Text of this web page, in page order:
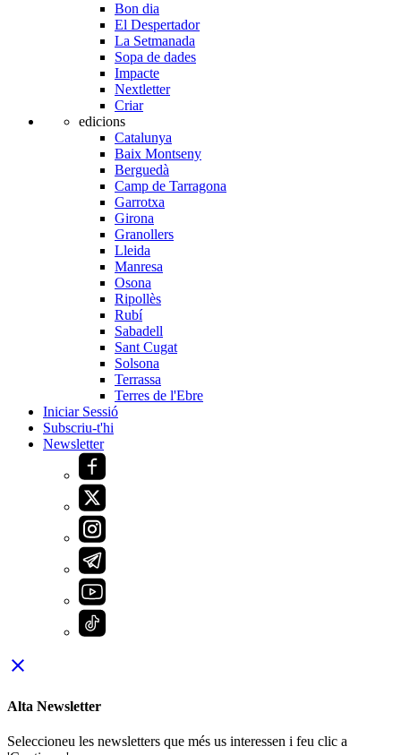
Bon dia
El Despertador
La Setmanada
Sopa de dades
Impacte
Nextletter
Criar
edicions
Catalunya
Baix Montseny
Berguedà
Camp de Tarragona
Garrotxa
Girona
Granollers
Lleida
Manresa
Osona
Ripollès
Rubí
Sabadell
Sant Cugat
Solsona
Terrassa
Terres de l'Ebre
Iniciar Sessió
Subscriu-t'hi
Newsletter
close
Alta Newsletter
Seleccioneu les newsletters que més us interessen i feu clic a